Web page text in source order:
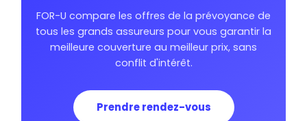
FOR-U compare les offres de la prévoyance de
tous les grands assureurs pour vous garantir la
meilleure couverture au meilleur prix, sans
conflit d'intérêt.
Prendre rendez-vous